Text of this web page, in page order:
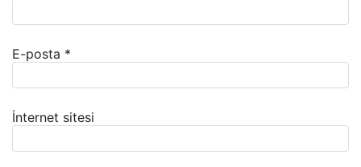
E-posta *
İnternet sitesi